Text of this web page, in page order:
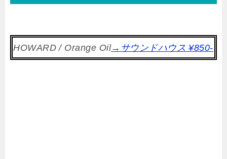
HOWARD / Orange Oil→サウンドハウス ¥850-